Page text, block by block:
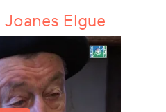
Joanes Elgue